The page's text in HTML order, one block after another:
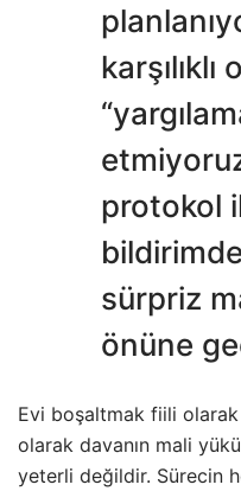
karşılıklı
protokol
sürpriz
önüne
Evi boşaltmak fiili
olarak davanın mali
yeterli değildir. Sürecin